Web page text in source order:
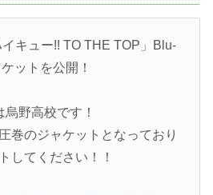
キュー!! TO THE TOP」Blu-
ットを公開！
野高校です！
巻のジャケットとなっており
してください！！